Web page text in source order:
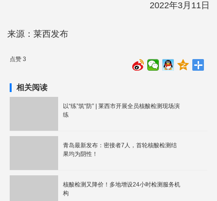
2022年3月11日
来源：莱西发布
点赞 3
相关阅读
以“练”筑“防” | 莱西市开展全员核酸检测现场演
练
青岛最新发布：密接者7人，首轮核酸检测结
果均为阴性！
核酸检测又降价！多地增设24小时检测服务机
构